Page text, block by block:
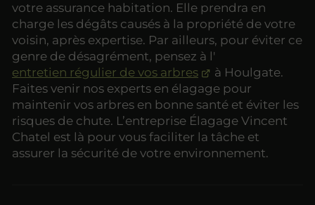
votre assurance habitation. Elle prendra en
charge les dégâts causés à la propriété de votre
voisin, après expertise. Par ailleurs, pour éviter ce
genre de désagrément, pensez à l'
entretien régulier de vos arbres
à Houlgate.
Faites venir nos experts en élagage pour
maintenir vos arbres en bonne santé et éviter les
risques de chute. L’entreprise Élagage Vincent
Chatel est là pour vous faciliter la tâche et
assurer la sécurité de votre environnement.